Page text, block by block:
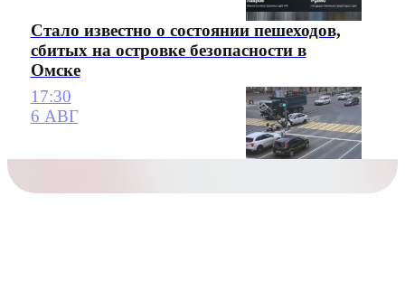
Стало известно о состоянии пешеходов,
сбитых на островке безопасности в
Омске
17:30
6 АВГ